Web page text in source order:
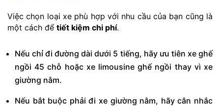
Việc chọn loại xe phù hợp với nhu cầu của bạn cũng là
một cách để tiết kiệm chi phí.
Nếu chỉ đi đường dài dưới 5 tiếng, hãy ưu tiên xe ghế
ngồi 45 chỗ hoặc xe limousine ghế ngồi thay vì xe
giường nằm.
Nếu bắt buộc phải đi xe giường nằm, hãy cân nhắc